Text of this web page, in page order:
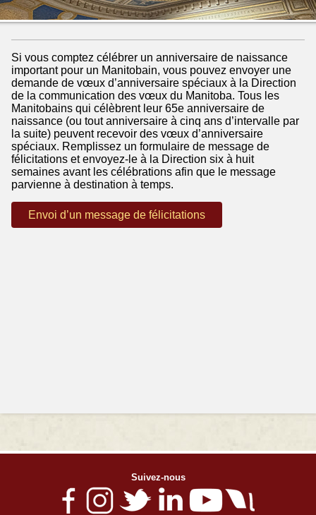
Si vous comptez célébrer un anniversaire de naissance
important pour un Manitobain, vous pouvez envoyer une
demande de vœux d’anniversaire spéciaux à la Direction
de la communication des vœux du Manitoba. Tous les
Manitobains qui célèbrent leur 65e anniversaire de
naissance (ou tout anniversaire à cinq ans d’intervalle par
la suite) peuvent recevoir des vœux d’anniversaire
spéciaux. Remplissez un formulaire de message de
félicitations et envoyez-le à la Direction six à huit
semaines avant les célébrations afin que le message
parvienne à destination à temps.
Envoi d’un message de félicitations
Suivez-nous